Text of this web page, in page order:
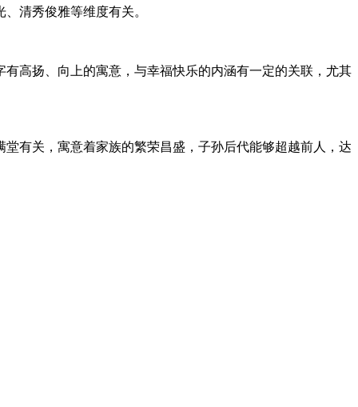
清秀俊雅等维度有关。
高扬、向上的寓意，与幸福快乐的内涵有一定的关联，尤其
有关，寓意着家族的繁荣昌盛，子孙后代能够超越前人，达